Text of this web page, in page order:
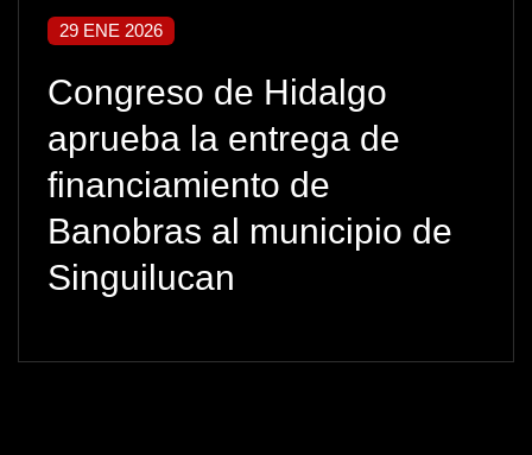
29 ENE 2026
Congreso de Hidalgo
aprueba la entrega de
financiamiento de
Banobras al municipio de
Singuilucan